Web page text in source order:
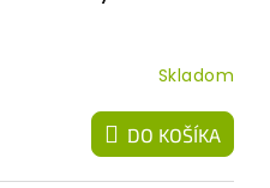
Skladom
DO KOŠÍKA